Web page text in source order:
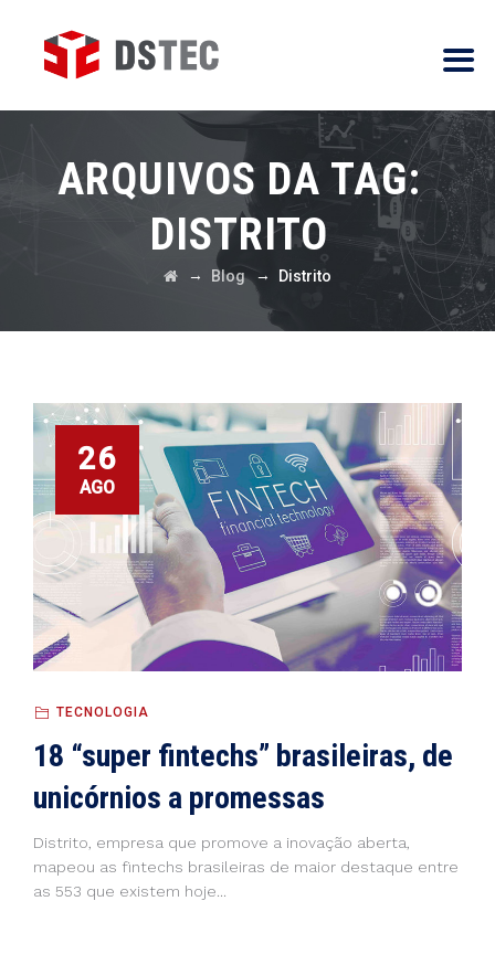
ARQUIVOS DA TAG:
DISTRITO
→ Blog→ Distrito
26
AGO
TECNOLOGIA
18 “super fintechs” brasileiras, de
unicórnios a promessas
Distrito, empresa que promove a inovação aberta,
mapeou as fintechs brasileiras de maior destaque entre
as 553 que existem hoje...